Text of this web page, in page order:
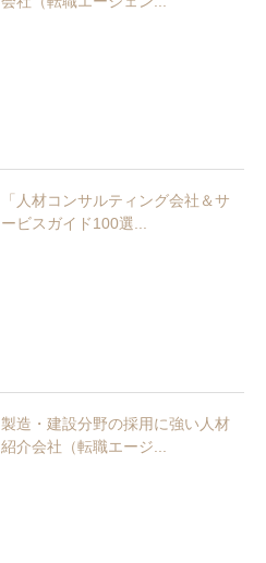
「人材コンサルティング会社＆サ
ービスガイド100選...
製造・建設分野の採用に強い人材
紹介会社（転職エージ...